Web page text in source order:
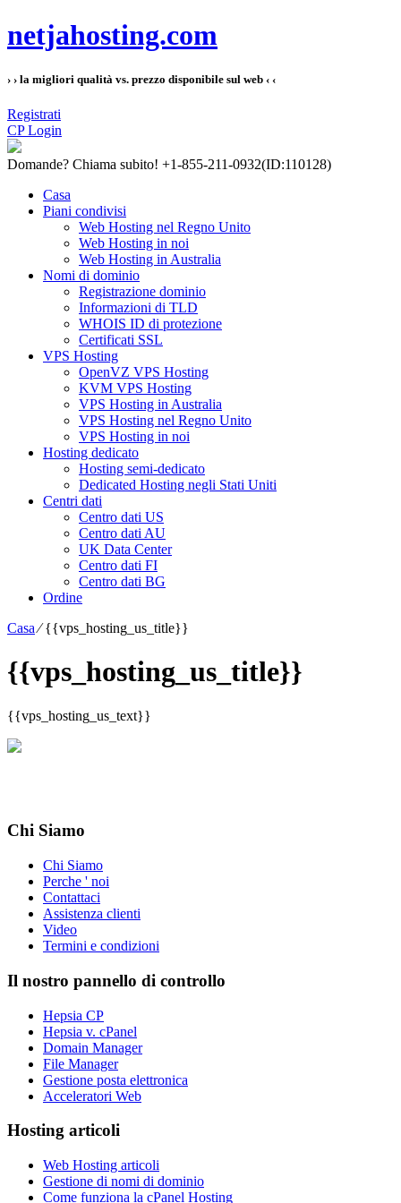
netjahosting.com
› › la migliori qualità vs. prezzo disponibile sul web ‹ ‹
Registrati
CP Login
Domande? Chiama subito! +1-855-211-0932(ID:110128)
Casa
Piani condivisi
Web Hosting nel Regno Unito
Web Hosting in noi
Web Hosting in Australia
Nomi di dominio
Registrazione dominio
Informazioni di TLD
WHOIS ID di protezione
Certificati SSL
VPS Hosting
OpenVZ VPS Hosting
KVM VPS Hosting
VPS Hosting in Australia
VPS Hosting nel Regno Unito
VPS Hosting in noi
Hosting dedicato
Hosting semi-dedicato
Dedicated Hosting negli Stati Uniti
Centri dati
Centro dati US
Centro dati AU
UK Data Center
Centro dati FI
Centro dati BG
Ordine
Casa⁄{{vps_hosting_us_title}}
{{vps_hosting_us_title}}
{{vps_hosting_us_text}}
Chi Siamo
Chi Siamo
Perche ' noi
Contattaci
Assistenza clienti
Video
Termini e condizioni
Il nostro pannello di controllo
Hepsia CP
Hepsia v. cPanel
Domain Manager
File Manager
Gestione posta elettronica
Acceleratori Web
Hosting articoli
Web Hosting articoli
Gestione di nomi di dominio
Come funziona la cPanel Hosting